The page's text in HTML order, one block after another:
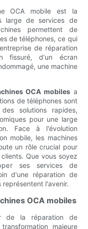
OCA mobile est la
large de services de
permettent de
de téléphones, ce qui
de réparation
fissuré, d'un écran
une machine
OCA mobiles a
de téléphones sont
solutions rapides,
pour une large
Face à l'évolution
mobile, les machines
un rôle crucial pour
Que vous soyez
ses services de
d'une réparation de
représentent l'avenir.
OCA mobiles
de la réparation de
majeure